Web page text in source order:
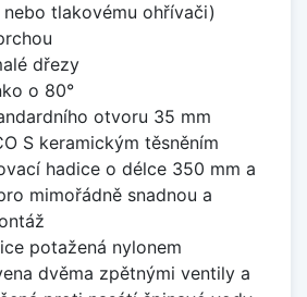
tlakovému ohřívači)
dřezy
o 80°
otvoru 35 mm
S keramickým těsněním
hadice o délce 350 mm a
mimořádně snadnou a
potažená nylonem
dvěma zpětnými ventily a